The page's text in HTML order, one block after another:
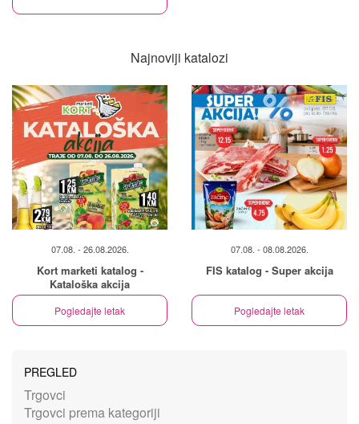
Najnoviji katalozi
07.08. - 26.08.2026.
Kort marketi katalog -
Kataloška akcija
Pogledajte letak
07.08. - 08.08.2026.
FIS katalog - Super akcija
Pogledajte letak
PREGLED
Trgovci
Trgovci prema kategoriji